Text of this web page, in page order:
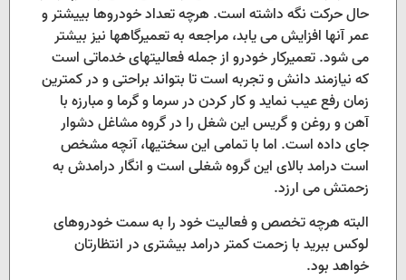
حال حرکت نگه داشته است. هرچه تعداد خودروها بییشتر و
عمر آنها افزایش می یابد، مراجعه به تعمیرگاهها نیز بیشتر
می شود. تعمیرکار خودرو از جمله فعالیتهای خدماتی است
که نیازمند دانش و تجربه است تا بتواند براحتی و در کمترین
زمان رفع عیب نماید و کار کردن در سرما و گرما و مبارزه با
آهن و روغن و گریس این شغل را در گروه مشاغل دشوار
جای داده است. اما با تمامی این سختیها، آنچه مشخص
است درامد بالای این گروه شغلی است و انگار درامدش به
زحمتش می ارزد.
البته هرچه تخصص و فعالیت خود را به سمت خودروهای
لوکس ببرید با زحمت کمتر درامد بیشتری در انتظارتان
خواهد بود.